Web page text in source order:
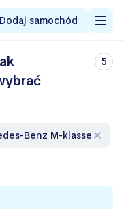
Dodaj samochód
5
Benz M-klasse